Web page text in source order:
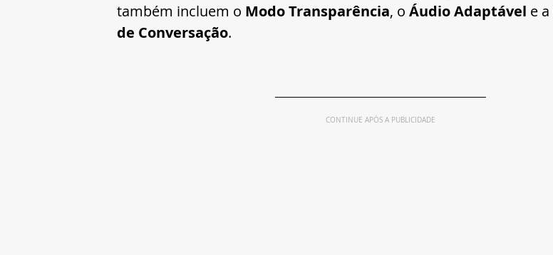
também incluem o Modo Transparência, o Áudio Adaptável e a
de Conversação.
CONTINUE APÓS A PUBLICIDADE